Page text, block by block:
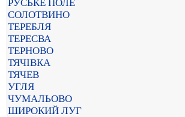
РУСЬКЕ ПОЛЕ
СОЛОТВИНО
ТЕРЕБЛЯ
ТЕРЕСВА
ТЕРНОВО
ТЯЧІВКА
ТЯЧЕВ
УГЛЯ
ЧУМАЛЬОВО
ШИРОКИЙ ЛУГ